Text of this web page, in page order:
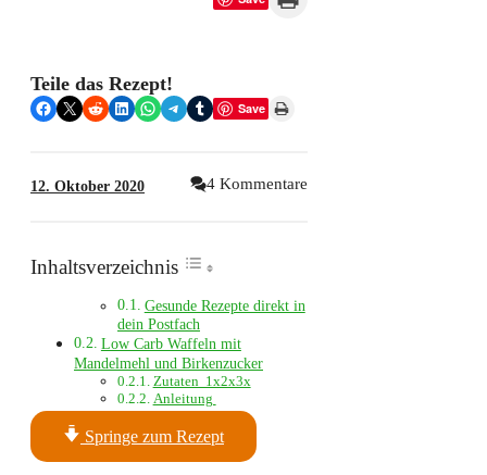
Teile das Rezept!
Share on Facebook
Share on X Share on RedditShare on LinkedIn
Share on WhatsApp
Share on Telegram
Share on TumblrSave Print this Page
12. Oktober 2020 4 Kommentare
Inhaltsverzeichnis
Gesunde Rezepte direkt in
dein Postfach
Low Carb Waffeln mit
Mandelmehl und Birkenzucker
Zutaten 1x2x3x
Anleitung
Springe zum Rezept